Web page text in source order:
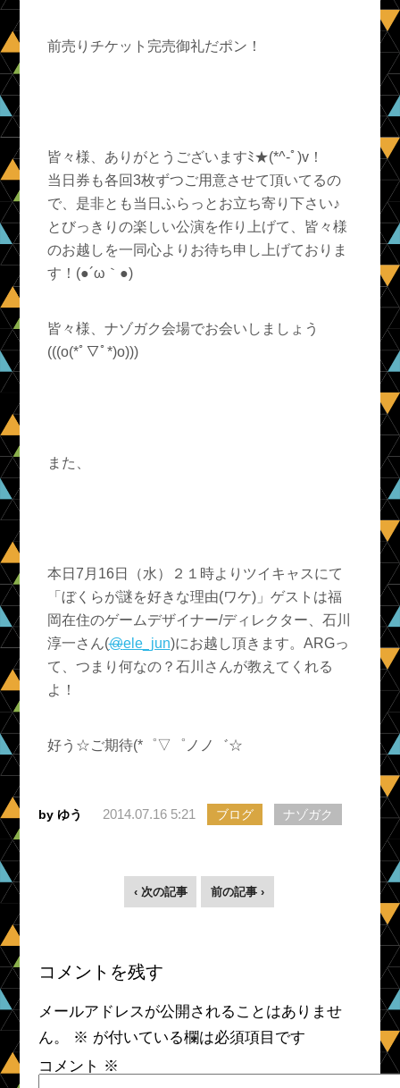
前売りチケット完売御礼だポン！
皆々様、ありがとうございますﾐ★(*^-ﾟ)v！
当日券も各回3枚ずつご用意させて頂いてるの
で、是非とも当日ふらっとお立ち寄り下さい♪
とびっきりの楽しい公演を作り上げて、皆々様
のお越しを一同心よりお待ち申し上げておりま
す！(●´ω｀●)ゞ
皆々様、ナゾガク会場でお会いしましょう
(((o(*ﾟ▽ﾟ*)o)))
また、
本日7月16日（水）２１時よりツイキャスにて
「 ぼくらが謎を好きな理由(ワケ)」 ゲストは福
岡在住のゲームデザイナー/ディレクター、 石川
淳一さん(@ele_jun)にお越し頂きます。ARGっ
て、つまり何なの？石川さんが教えてくれる
よ！
好う☆ご期待(*゜▽゜ノノ゛☆
by ゆう 2014.07.16 5:21 ブログ ナゾガク
‹ 次の記事 前の記事 ›
コメントを残す
メールアドレスが公開されることはありませ
ん。
※ が付いている欄は必須項目です
コメント ※